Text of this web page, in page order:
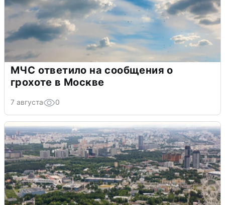
МЧС ответило на сообщения о
грохоте в Москве
7 августа 0